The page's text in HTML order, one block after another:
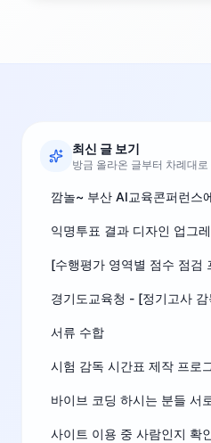
최신 글 보기
방금 올라온 글부터 차례대로
익명투표 결과 디자인 업그
[수행평가 영역별 점수 점검
서류 수합
시험 감독 시간표 제작 프로
바이브 코딩 하시는 분들 서